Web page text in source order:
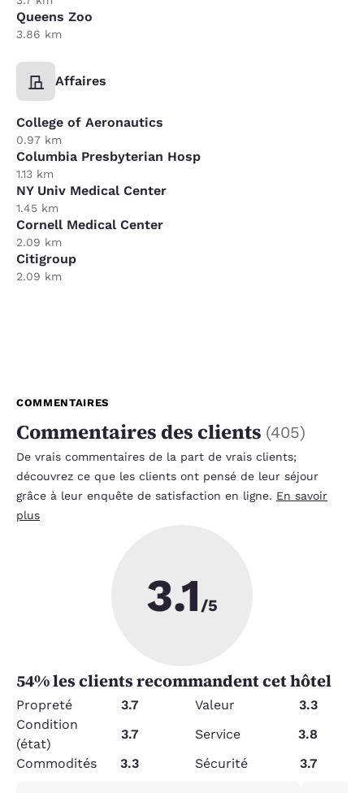
Queens Zoo
3.86 km
Affaires
College of Aeronautics
0.97 km
Columbia Presbyterian Hosp
1.13 km
NY Univ Medical Center
1.45 km
Cornell Medical Center
2.09 km
Citigroup
2.09 km
COMMENTAIRES
Commentaires des clients (405)
De vrais commentaires de la part de vrais clients;
découvrez ce que les clients ont pensé de leur séjour
grâce à leur enquête de satisfaction en ligne. En savoir
plus
3.1 /5
54% les clients recommandent cet hôtel
Propreté 3.7 Valeur
3.3
Condition
(état)
3.7 Service
3.8
Commodités
3.3 Sécurité 3.7